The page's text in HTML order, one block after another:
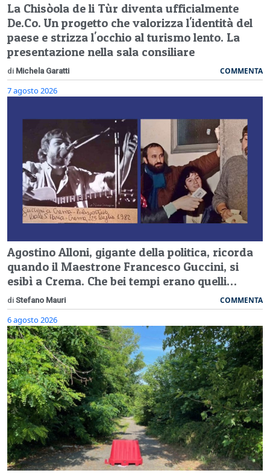
La Chisòola de li Tùr diventa ufficialmente
De.Co. Un progetto che valorizza l'identità del
paese e strizza l'occhio al turismo lento. La
presentazione nella sala consiliare
di Michela Garatti COMMENTA
7 agosto 2026
Agostino Alloni, gigante della politica, ricorda
quando il Maestrone Francesco Guccini, si
esibì a Crema. Che bei tempi erano quelli…
di Stefano Mauri COMMENTA
6 agosto 2026